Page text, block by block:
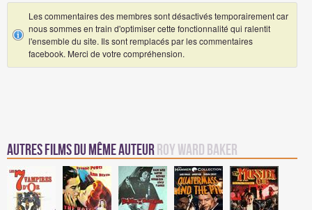
Les commentaires des membres sont désactivés temporairement car
nous sommes en train d'optimiser cette fonctionnalité qui ralentit
l'ensemble du site. Ils sont remplacés par les commentaires
facebook. Merci de votre compréhension.
Autres Films du même auteur Roy Ward Baker